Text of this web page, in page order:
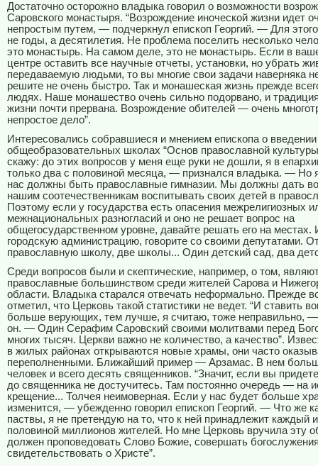
Достаточно осторожно владыка говорил о возможности
Саровского монастыря. “Возрождение иноческой жизни идет
непростым путем, — подчеркнул епископ Георгий. — Для
не годы, а десятилетия. Не проблема поселить несколько
это монастырь. На самом деле, это не монастырь. Если в
центре оставить все научные отчеты, установки, но убрать
передаваемую людьми, то вы многие свои задачи наверняка
решите не очень быстро. Так и монашеская жизнь прежде
людях. Наше монашество очень сильно подорвано, и
жизни почти прервана. Возрождение обителей — очень
непростое дело”.
Интересовались собравшиеся и мнением епископа о
общеобразовательных школах “Основ православной
скажу: до этих вопросов у меня еще руки не дошли, я в
только два с половиной месяца, — признался владыка. — Но
нас должны быть православные гимназии. Мы должны дать
нашим соотечественникам воспитывать своих детей в
Поэтому если у государства есть опасения межрелигиозных
межнациональных разногласий и оно не решает вопрос на
общегосударственном уровне, давайте решать его на местах.
городскую администрацию, говорите со своими депутатами.
православную школу, две школы... Один детский сад, два
Среди вопросов были и скептические, например, о том,
православные большинством среди жителей Сарова и
области. Владыка старался отвечать неформально. Прежде
отметил, что Церковь такой статистики не ведет. “И ставить
больше верующих, тем лучше, я считаю, тоже неправильно,
он. — Один Серафим Саровский своими молитвами перед
многих тысяч. Церкви важно не количество, а качество”.
в жилых районах открываются новые храмы, они часто
переполненными. Ближайший пример — Арзамас. В нем
человек и всего десять священников. “Значит, если вы
до священника не достучитесь. Там постоянно очередь — на
крещение... Толчея неимоверная. Если у нас будет больше
изменится, — убежденно говорил епископ Георгий. — Что же
паствы, я не претендую на то, что к ней принадлежит каждый
половиной миллионов жителей. Но мне Церковь вручила эту
должен проповедовать Слово Божие, совершать
свидетельствовать о Христе”.